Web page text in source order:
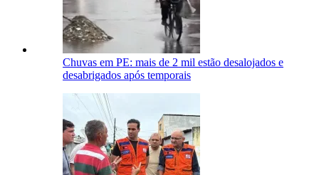
Chuvas em PE: mais de 2 mil estão desalojados e
desabrigados após temporais